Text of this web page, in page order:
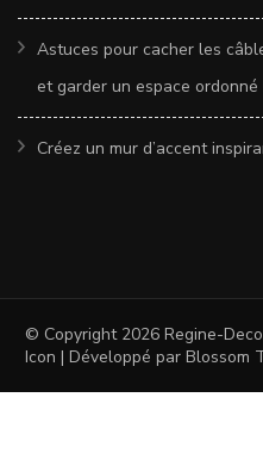
Astuces pour cacher les
et garder un espace ordonné
Créez un mur d’accent
© Copyright 2026 Regine-
Icon | Développé par Blossom